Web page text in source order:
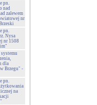
pn.
nad
zalewem
nr
pn.
Nysa
nr 1508
dla
Brzegu" -
pn.
na